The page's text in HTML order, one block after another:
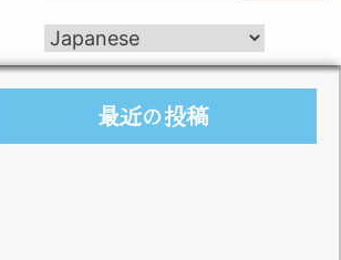
最近の投稿